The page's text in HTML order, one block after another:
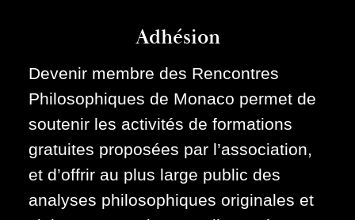
Adhésion
Devenir membre des Rencontres
Philosophiques de Monaco permet de
soutenir les activités de formations
gratuites proposées par l’association,
et d’offrir au plus large public des
analyses philosophiques originales et